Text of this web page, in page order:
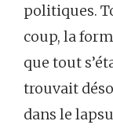
politiques.
coup, la
que tout
trouvait
dans le